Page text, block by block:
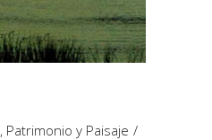
, Patrimonio y Paisaje